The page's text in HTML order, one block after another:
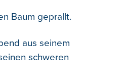
Baum geprallt.
aus seinem
schweren